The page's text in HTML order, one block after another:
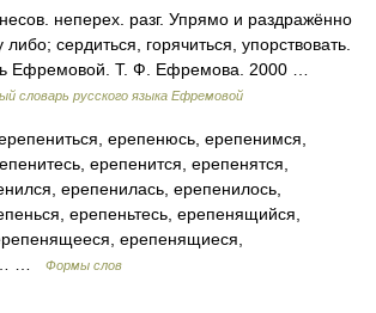
неперех. разг. Упрямо и раздражённо
сердиться, горячиться, упорствовать.
Ефремовой. Т. Ф. Ефремова. 2000 …
словарь русского языка Ефремовой
ерепенюсь, ерепенимся,
ерепенится, ерепенятся,
ерепенилась, ерепенилось,
ерепеньтесь, ерепенящийся,
ерепенящиеся,
…
Формы слов